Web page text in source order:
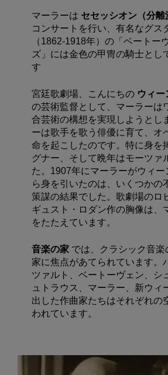
マーラーは セセッシオン（分離
コンサートを行い、有名なグス
（1862-1918年）の「ベートー
ズ」には金色の甲冑の騎士とし
す
宮廷歌劇場、こんにちの ウィー
の芸術監督として、マーラーは
合芸術の構想を実現しようとし
ーは歌手を歌う俳優に育て、オ
命を起こしたのです。特に身を
グナー、そして晩年はモーツァ
た。1907年にマーラーがウィー
ら身を引いたのは、いくつかの
策謀の結果でした。歌劇場のロ
ギュスト・ロダン作の胸像は、
をたたえています。
音楽の家 では、クラシック音楽
家に焦点があてられています。
ツァルト、ベートーヴェン、シ
ュトラウス、マーラー、新ウィ
出した作曲家たちはそれぞれの
われています。